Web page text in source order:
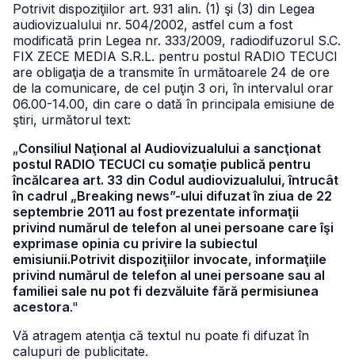
Potrivit dispoziţiilor art. 931 alin. (1) şi (3) din Legea
audiovizualului nr. 504/2002, astfel cum a fost
modificată prin Legea nr. 333/2009, radiodifuzorul S.C.
FIX ZECE MEDIA S.R.L. pentru postul RADIO TECUCI
are obligaţia de a transmite în următoarele 24 de ore
de la comunicare, de cel puţin 3 ori, în intervalul orar
06.00-14.00, din care o dată în principala emisiune de
ştiri, următorul text:
„Consiliul Naţional al Audiovizualului a sancţionat
postul RADIO TECUCI cu somaţie publică pentru
încălcarea art. 33 din Codul audiovizualului, întrucât
în cadrul „Breaking news”-ului difuzat în ziua de 22
septembrie 2011 au fost prezentate informaţii
privind numărul de telefon al unei persoane care îşi
exprimase opinia cu privire la subiectul
emisiunii.Potrivit dispoziţiilor invocate, informaţiile
privind numărul de telefon al unei persoane sau al
familiei sale nu pot fi dezvăluite fără permisiunea
acestora."
Vă atragem atenţia că textul nu poate fi difuzat în
calupuri de publicitate.